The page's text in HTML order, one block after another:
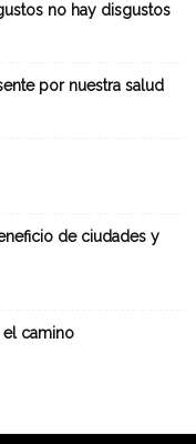
no hay disgustos
por nuestra salud
de ciudades y
camino